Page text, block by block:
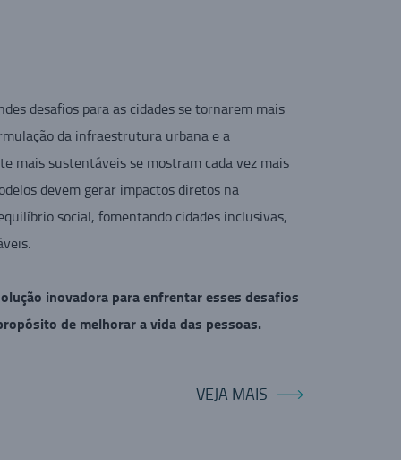
desafios para as cidades se tornarem mais
da infraestrutura urbana e a
mais sustentáveis se mostram cada vez mais
devem gerar impactos diretos na
social, fomentando cidades inclusivas,
inovadora para enfrentar esses desafios
de melhorar a vida das pessoas.
VEJA MAIS